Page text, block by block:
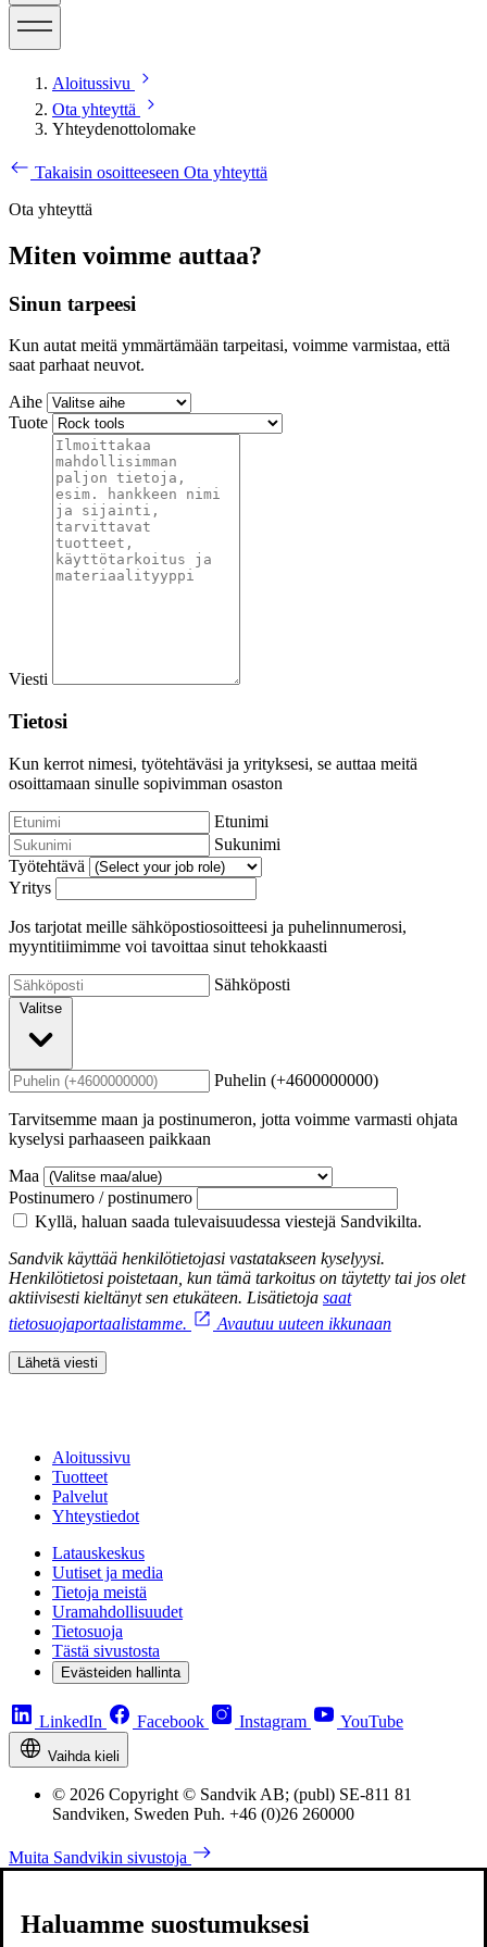
Aloitussivu
Ota yhteyttä
Yhteydenottolomake
Takaisin osoitteeseen Ota yhteyttä
Ota yhteyttä
Miten voimme auttaa?
Sinun tarpeesi
Kun autat meitä ymmärtämään tarpeitasi, voimme varmistaa, että
saat parhaat neuvot.
Aihe
Tuote
Viesti
Tietosi
Kun kerrot nimesi, työtehtäväsi ja yrityksesi, se auttaa meitä
osoittamaan sinulle sopivimman osaston
Etunimi
Sukunimi
Työtehtävä
Yritys
Jos tarjotat meille sähköpostiosoitteesi ja puhelinnumerosi,
myyntitiimimme voi tavoittaa sinut tehokkaasti
Sähköposti
Valitse
Puhelin (+4600000000)
Tarvitsemme maan ja postinumeron, jotta voimme varmasti ohjata
kyselysi parhaaseen paikkaan
Maa
Postinumero / postinumero
Kyllä, haluan saada tulevaisuudessa viestejä Sandvikilta.
Sandvik käyttää henkilötietojasi vastatakseen kyselyysi.
Henkilötietosi poistetaan, kun tämä tarkoitus on täytetty tai jos olet
aktiivisesti kieltänyt sen etukäteen. Lisätietoja saat
tietosuojaportaalistamme.
Avautuu uuteen ikkunaan
Lähetä viesti
Aloitussivu
Tuotteet
Palvelut
Yhteystiedot
Latauskeskus
Uutiset ja media
Tietoja meistä
Uramahdollisuudet
Tietosuoja
Tästä sivustosta
Evästeiden hallinta
LinkedIn Facebook Instagram YouTube
Vaihda kieli
© 2026 Copyright © Sandvik AB; (publ) SE-811 81
Sandviken, Sweden Puh. +46 (0)26 260000
Muita Sandvikin sivustoja
Haluamme suostumuksesi